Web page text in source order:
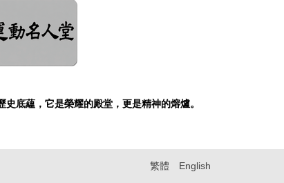
史底蘊，它是榮耀的殿堂，更是精神的熔爐。
繁體
English